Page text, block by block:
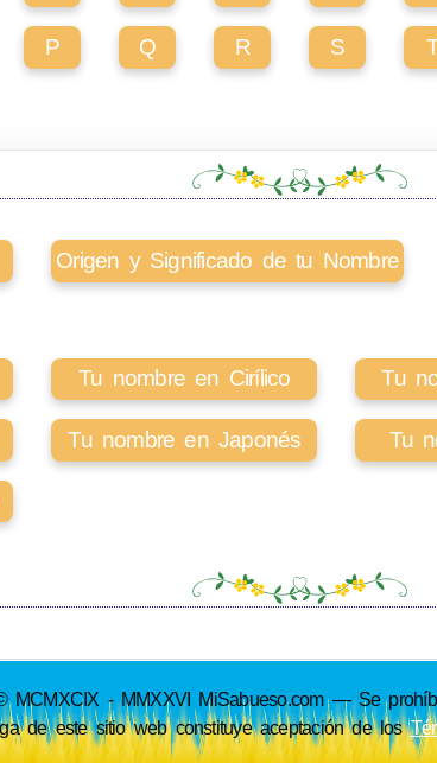
P Q R S
Origen y Significado de tu Nombre
Tu nombre en Cirílico Tu
Tu nombre en Japonés Tu
MCMXCIX - MMXXVI MiSabueso.com — Se
de este sitio web constituye aceptación de los